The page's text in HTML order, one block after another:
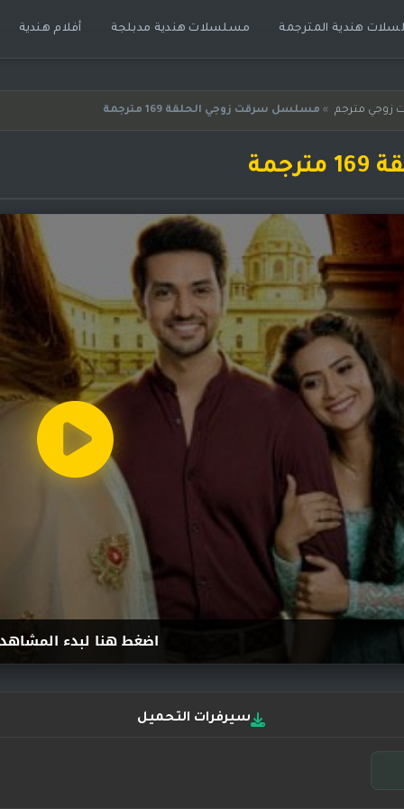
هندية المترجمة مسلسلات هندية مدبلجة أفلام هندية
مترجم » مسلسل سرقت زوجي الحلقة 169 مترجمة
اضغط هنا لبدء
سيرفرات التحميل